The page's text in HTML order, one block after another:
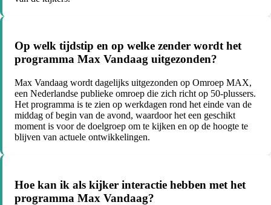
Op welk tijdstip en op welke zender wordt het
programma Max Vandaag uitgezonden?
Max Vandaag wordt dagelijks uitgezonden op Omroep MAX,
een Nederlandse publieke omroep die zich richt op 50-plussers.
Het programma is te zien op werkdagen rond het einde van de
middag of begin van de avond, waardoor het een geschikt
moment is voor de doelgroep om te kijken en op de hoogte te
blijven van actuele ontwikkelingen.
Hoe kan ik als kijker interactie hebben met het
programma Max Vandaag?